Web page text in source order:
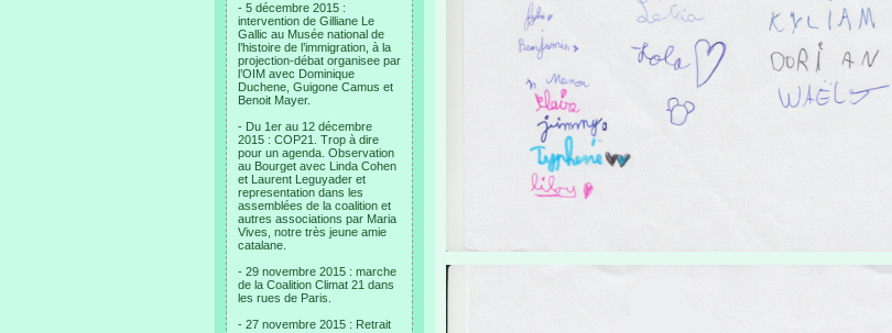
- 5 décembre 2015 :
intervention de Gilliane Le
Gallic au Musée national de
l’histoire de l’immigration, à la
projection-débat organisee par
l’OIM avec Dominique
Duchene, Guigone Camus et
Benoit Mayer.
- Du 1er au 12 décembre
2015 : COP21. Trop à dire
pour un agenda. Observation
au Bourget avec Linda Cohen
et Laurent Leguyader et
representation dans les
assemblées de la coalition et
autres associations par Maria
Vives, notre très jeune amie
catalane.
- 29 novembre 2015 : marche
de la Coalition Climat 21 dans
les rues de Paris.
- 27 novembre 2015 : Retrait